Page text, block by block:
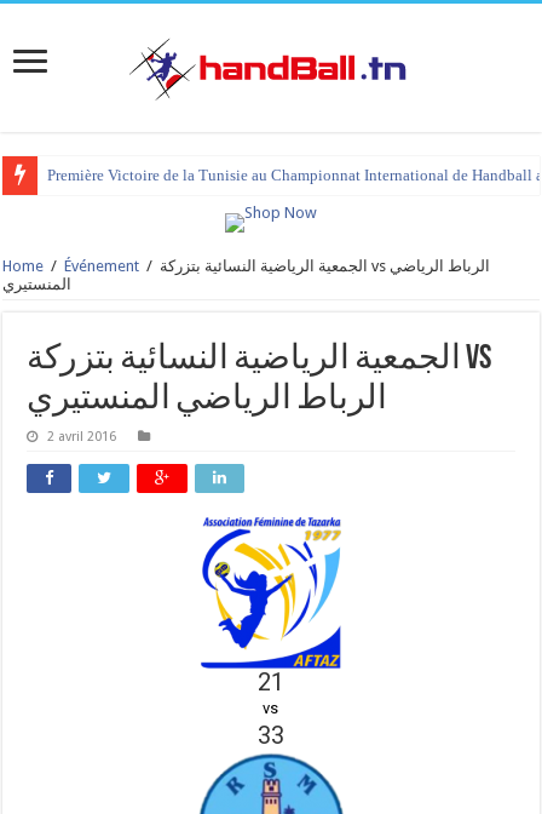
Première Victoire de la Tunisie au Championnat International de Handball
Home / Événement / الجمعية الرياضية النسائية بتزركة vs الرباط الرياضي
المنستيري
الجمعية الرياضية النسائية بتزركة vs
الرباط الرياضي المنستيري
2 avril 2016
21
vs
33